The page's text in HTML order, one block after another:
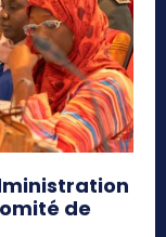
de